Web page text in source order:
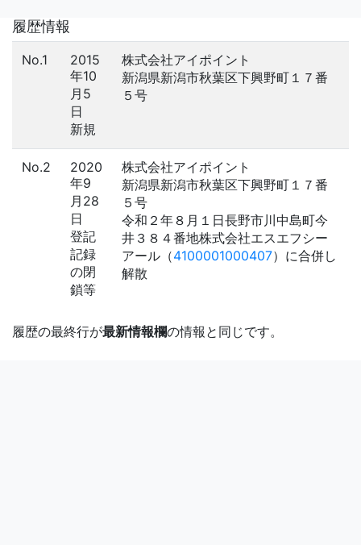
履歴情報
No.1
2015
年10
月5
日
新規
株式会社アイポイント
新潟県新潟市秋葉区下興野町１７番
５号
No.2
2020
年9
月28
日
登記
記録
の閉
鎖等
株式会社アイポイント
新潟県新潟市秋葉区下興野町１７番
５号
令和２年８月１日長野市川中島町今
井３８４番地株式会社エスエフシー
アール（4100001000407）に合併し
解散
履歴の最終行が最新情報欄の情報と同じです。